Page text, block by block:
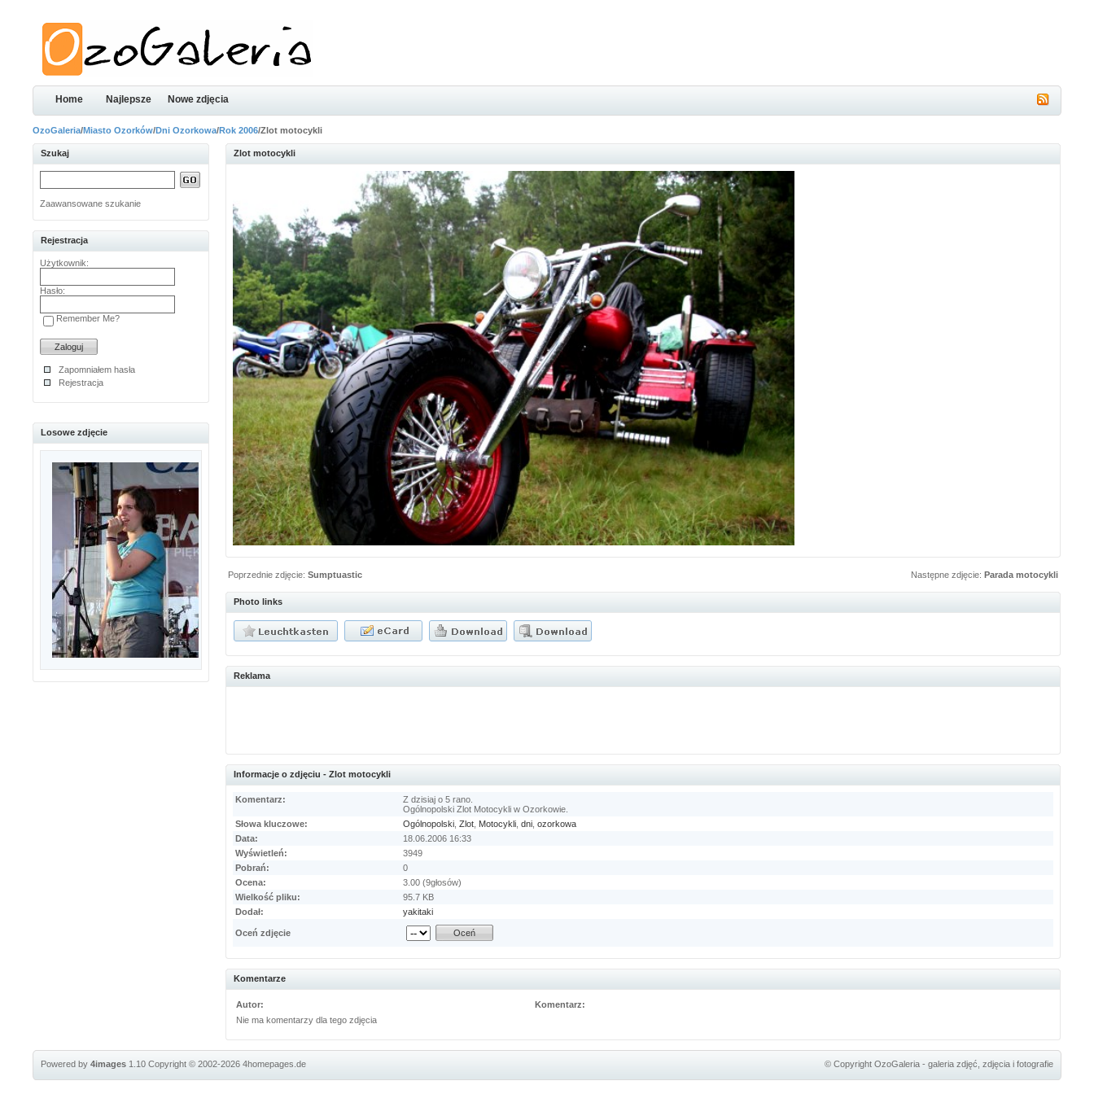
Home Najlepsze Nowe zdjęcia
OzoGaleria/Miasto Ozorków/Dni Ozorkowa/Rok 2006/Zlot motocykli
Szukaj
Zaawansowane szukanie
Rejestracja
Użytkownik:
Hasło:
Remember Me?
Zapomniałem hasła
Rejestracja
Losowe zdjęcie
Zlot motocykli
Poprzednie zdjęcie:Sumptuastic Następne zdjęcie:Parada motocykli
Photo links
Reklama
Informacje o zdjęciu - Zlot motocykli
Komentarz:
Z dzisiaj o 5 rano.
Ogólnopolski Zlot Motocykli w Ozorkowie.
Słowa kluczowe:
Ogólnopolski ,Zlot Motocykli ,dni ,ozorkowa
Data:
18.06.2006 16:33
Wyświetleń:
3949
Pobrań:
0
Ocena:
3.00 (9głosów)
Wielkość pliku:
95.7 KB
Dodał:
yakitaki
Oceń zdjęcie
Komentarze
Autor:
Komentarz:
Nie ma komentarzy dla tego zdjęcia
© Copyright OzoGaleria - galeria zdjęć, zdjęcia i fotografie
Powered by4images 1.10Copyright © 2002-20264homepages.de